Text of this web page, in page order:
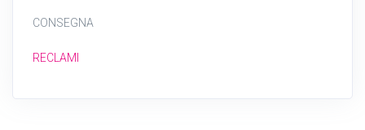
CONSEGNA
RECLAMI